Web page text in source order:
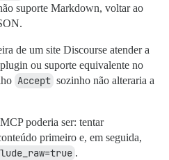
suporte Markdown, voltar ao
de um site Discourse atender a
ou suporte equivalente no
Accept sozinho não alteraria a
poderia ser: tentar
primeiro e, em seguida,
.